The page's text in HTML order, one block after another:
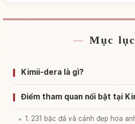
Tìm chỗ ở gần Chùa
Tìm trải nghiệm tại Chùa
Mục lục
Kimii-dera là gì?
Điểm tham quan nổi bật tại
1. 231 bậc đá và cảnh đẹp hoa